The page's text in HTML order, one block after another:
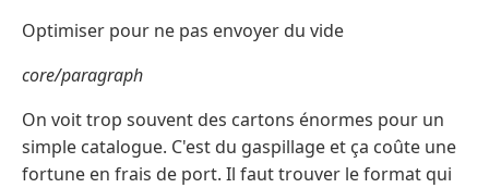
Optimiser pour ne pas envoyer du vide
core/paragraph
On voit trop souvent des cartons énormes pour un
simple catalogue. C'est du gaspillage et ça coûte une
fortune en frais de port. Il faut trouver le format qui